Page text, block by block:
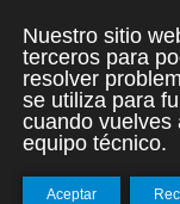
Nuestro sitio
terceros para
resolver
se utiliza para
cuando vuelves
equipo técnico.
Aceptar